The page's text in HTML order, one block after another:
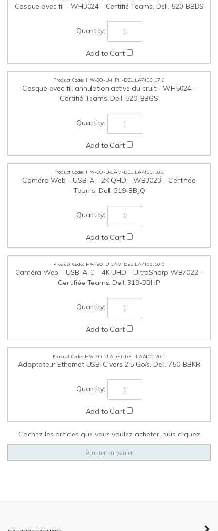
Teams, Dell, 319-BBJQ
HW-SO-U-CAM-DEL.LA7400.19.C
Caméra Web – USB-A-C - 4K UHD – UltraSharp WB7022 –
Certifiée Teams, Dell, 319-BBHP
HW-SO-U-ADPT-DEL.LA7400.20.C
Adaptateur Ethernet USB-C vers 2.5 Go/s, Dell, 750-BBKR
Cochez les articles que vous voulez acheter, puis cliquez
MON COMPTE
LIENS RAPIDES